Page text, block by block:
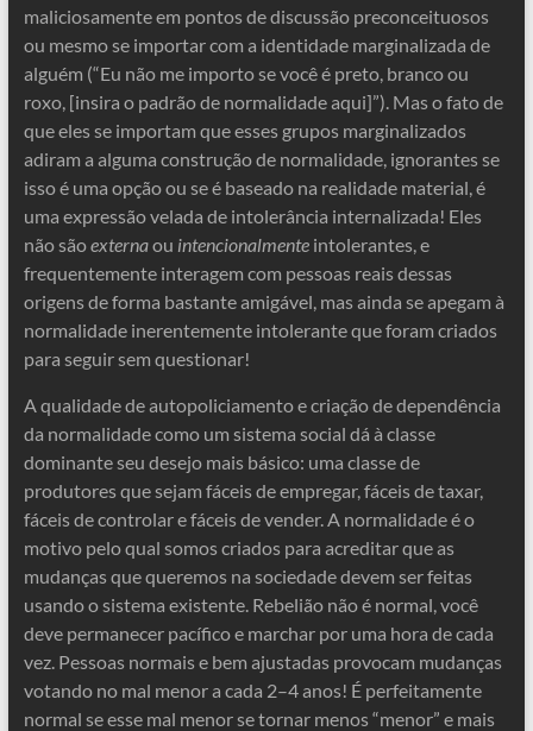
maliciosamente em pontos de discussão preconceituosos
ou mesmo se importar com a identidade marginalizada de
alguém (“Eu não me importo se você é preto, branco ou
roxo, [insira o padrão de normalidade aqui]”). Mas o fato de
que eles se importam que esses grupos marginalizados
adiram a alguma construção de normalidade, ignorantes se
isso é uma opção ou se é baseado na realidade material, é
uma expressão velada de intolerância internalizada! Eles
não sãoexternaou intencionalmenteintolerantes, e
frequentemente interagem com pessoas reais dessas
origens de forma bastante amigável, mas ainda se apegam à
normalidade inerentemente intolerante que foram criados
para seguir sem questionar!
A qualidade de autopoliciamento e criação de dependência
da normalidade como um sistema social dá à classe
dominante seu desejo mais básico: uma classe de
produtores que sejam fáceis de empregar, fáceis de taxar,
fáceis de controlar e fáceis de vender. A normalidade é o
motivo pelo qual somos criados para acreditar que as
mudanças que queremos na sociedade devem ser feitas
usando o sistema existente. Rebelião não é normal, você
deve permanecer pacífico e marchar por uma hora de cada
vez. Pessoas normais e bem ajustadas provocam mudanças
votando no mal menor a cada 2–4 ​​anos! É perfeitamente
normal se esse mal menor se tornar menos “menor” e mais